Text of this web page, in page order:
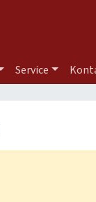
Service